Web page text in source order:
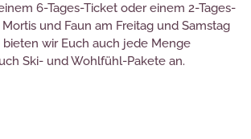
6-Tages-Ticket oder einem 2-Tages-
und Faun am Freitag und Samstag
wir Euch auch jede Menge
Ski- und Wohlfühl-Pakete an.